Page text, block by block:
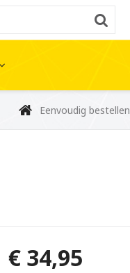
Eenvoudig bestellen
€ 34,95